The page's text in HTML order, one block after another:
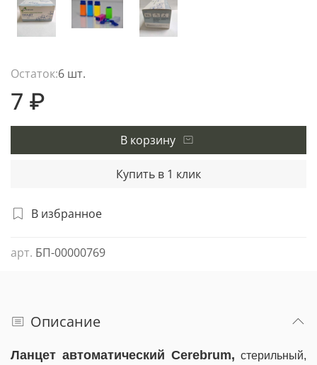
В избранное
арт. БП-00000769
Остаток:6 шт.
7 ₽
В корзину
Купить в 1 клик
Описание
Ланцет автоматический Cerebrum, стерильный,